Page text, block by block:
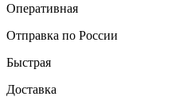
Оперативная
Отправка по России
Быстрая
Доставка